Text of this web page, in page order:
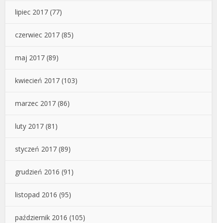
lipiec 2017 (77)
czerwiec 2017 (85)
maj 2017 (89)
kwiecień 2017 (103)
marzec 2017 (86)
luty 2017 (81)
styczeń 2017 (89)
grudzień 2016 (91)
listopad 2016 (95)
październik 2016 (105)